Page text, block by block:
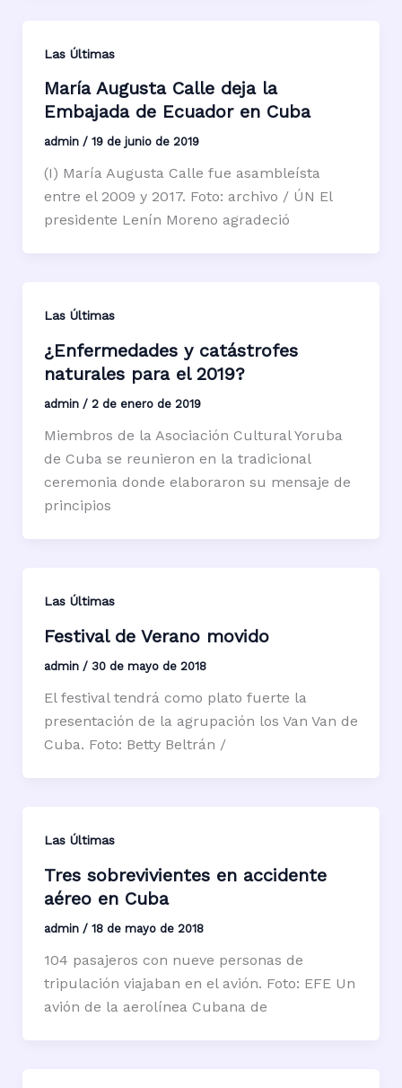
Las Últimas
María Augusta Calle deja la
Embajada de Ecuador en Cuba
admin / 19 de junio de 2019
(I) María Augusta Calle fue asambleísta
entre el 2009 y 2017. Foto: archivo / ÚN El
presidente Lenín Moreno agradeció
Las Últimas
¿Enfermedades y catástrofes
naturales para el 2019?
admin / 2 de enero de 2019
Miembros de la Asociación Cultural Yoruba
de Cuba se reunieron en la tradicional
ceremonia donde elaboraron su mensaje de
principios
Las Últimas
Festival de Verano movido
admin / 30 de mayo de 2018
El festival tendrá como plato fuerte la
presentación de la agrupación los Van Van de
Cuba. Foto: Betty Beltrán /
Las Últimas
Tres sobrevivientes en accidente
aéreo en Cuba
admin / 18 de mayo de 2018
104 pasajeros con nueve personas de
tripulación viajaban en el avión. Foto: EFE Un
avión de la aerolínea Cubana de